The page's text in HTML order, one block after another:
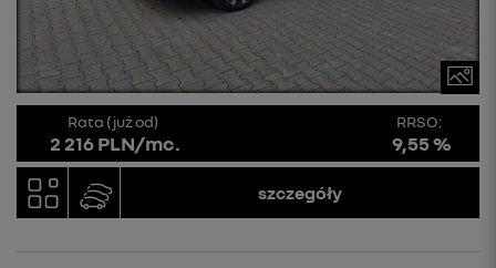
Rata (już od)
2 216 PLN/mc.
RRSO:
9,55 %
szczegóły